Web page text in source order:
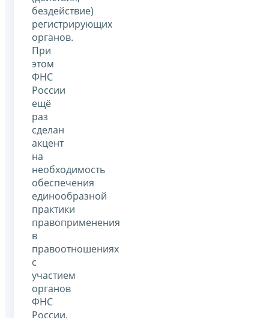
бездействие)
регистрирующих
органов.
При
этом
ФНС
России
ещё
раз
сделан
акцент
на
необходимость
обеспечения
единообразной
практики
правоприменения
в
правоотношениях
с
участием
органов
ФНС
России,